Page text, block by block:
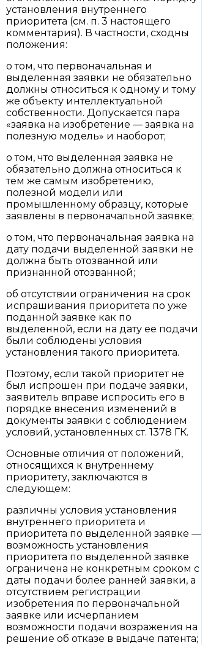
установления внутреннего
приоритета (см. п. 3 настоящего
комментария). В частности, сходны
положения:
о том, что первоначальная и
выделенная заявки не обязательно
должны относиться к одному и тому
же объекту интеллектуальной
собственности. Допускается пара
«заявка на изобретение — заявка на
полезную модель» и наоборот;
о том, что выделенная заявка не
обязательно должна относиться к
тем же самым изобретению,
полезной модели или
промышленному образцу, которые
заявлены в первоначальной заявке;
о том, что первоначальная заявка на
дату подачи выделенной заявки не
должна быть отозванной или
признанной отозванной;
об отсутствии ограничения на срок
испрашивания приоритета по уже
поданной заявке как по
выделенной, если на дату ее подачи
были соблюдены условия
установления такого приоритета.
Поэтому, если такой приоритет не
был испрошен при подаче заявки,
заявитель вправе испросить его в
порядке внесения изменений в
документы заявки с соблюдением
условий, установленных ст. 1378 ГК.
Основные отличия от положений,
относящихся к внутреннему
приоритету, заключаются в
следующем:
различны условия установления
внутреннего приоритета и
приоритета по выделенной заявке —
возможность установления
приоритета по выделенной заявке
ограничена не конкретным сроком с
даты подачи более ранней заявки, а
отсутствием регистрации
изобретения по первоначальной
заявке или исчерпанием
возможности подачи возражения на
решение об отказе в выдаче патента;